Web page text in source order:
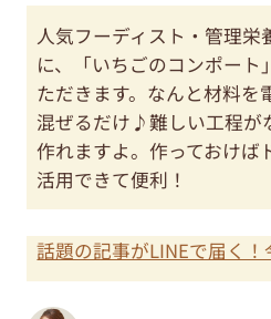
人気フーディスト・管理栄
に、「いちごのコンポート
ただきます。なんと材料を
混ぜるだけ♪難しい工程が
作れますよ。作っておけば
活用できて便利！
話題の記事がLINEで届く